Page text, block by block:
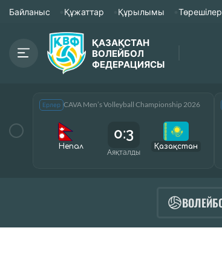
Байланыс Құжаттар Құрылымы Төрешілер
ҚАЗАҚСТАН
ВОЛЕЙБОЛ
ФЕДЕРАЦИЯСЫ
Ерлер CAVA Men’s Volleyball Championship 2026
Непал
0:3
Аяқталды
Қазақcтан